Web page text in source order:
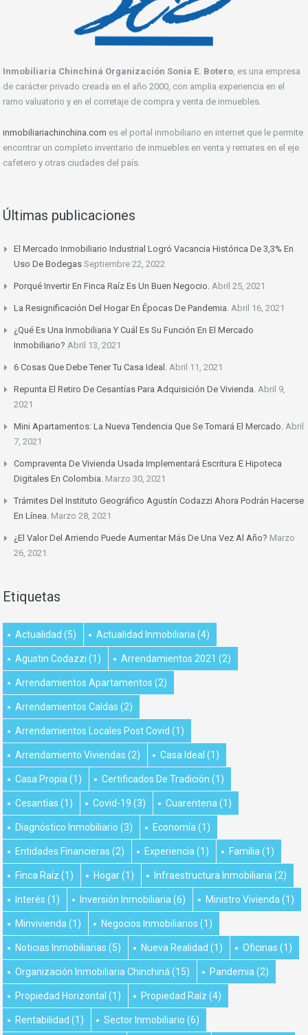
Inmobiliaria Chinchiná Organización Sonia E. Botero , es una empresa
de carácter privado creada en el año 2000, con amplia experiencia en el
ramo valuatorio y en el corretaje de compra y venta de inmuebles.
inmobiliariachinchina.com es el portal inmobiliario en internet que le permite
encontrar un completo inventario de inmuebles en venta y remates en el eje
cafetero y otras ciudades del país.
Últimas publicaciones
El Mercado Inmobiliario Industrial Logró Vacancia Histórica De 3,3% En
Uso De Bodegas Septiembre 22, 2022
Porqué Invertir En Finca Raíz Es Un Buen Negocio. Abril 25, 2021
La Resignificación Del Hogar En Épocas De Pandemia. Abril 16, 2021
¿Qué Es Una Inmobiliaria Y Cuál Es Su Función En El Mercado
Inmobiliario? Abril 13, 2021
6 Cosas Que Debe Tener Tu Casa Ideal. Abril 11, 2021
Repunta El Retiro De Cesantías Para Adquisición De Vivienda. Abril 9,
2021
Mini Apartamentos: La Nueva Tendencia Que Se Tomará El Mercado. Abril
7, 2021
Compraventa De Vivienda Usada Implementará Escritura E Hipoteca
Digitales En Colombia. Marzo 30, 2021
Trámites Del Instituto Geográfico Agustín Codazzi Ahora Podrán Hacerse
En Línea. Marzo 28, 2021
¿El Valor Del Arriendo Puede Aumentar Más De Una Vez Al Año? Marzo
26, 2021
Etiquetas
Actualidad (5) Actualidad Inmobiliaria (4)
Agustin Codazzi (1) Arrendamientos 2021 (2)
Arrendamientos Apartamentos (2)
Arrendamientos Caldas (2)
Arrendamientos Locales Post Covid (1)
Arrendamiento Viviendas (2) Casa Ideal (1)
Casa Propia (1) Certificados De Tradición (1)
Cesantías (1) Covid-19 (3) Cuarentena (1)
Diagnóstico Inmobiliario (3) Economía (1)
Entidades Financieras (2) Experiencia (1) Familia (1)
Finca Raíz (1) Hogar(1) Infraestructura Inmobiliaria (2)
Interés (1) Inversión Inmobiliaria (6) Ministro Vivienda (1)
Minvivienda (1) Negocios Inmobiliarios (1)
Noticias Inmobiliarias (5) Nueva Realidad (1) Oficinas (1)
Organización Inmobiliaria Chinchiná (15) Pandemia (2)
Propiedad Horizontal (1) Propiedad Raíz (4)
Rentabilidad (1) Sector Inmobiliario (6)